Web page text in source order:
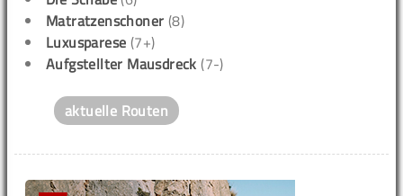
Matratzenschoner (8)
Luxusparese (7+)
Aufgstellter Mausdreck (7-)
aktuelle Routen